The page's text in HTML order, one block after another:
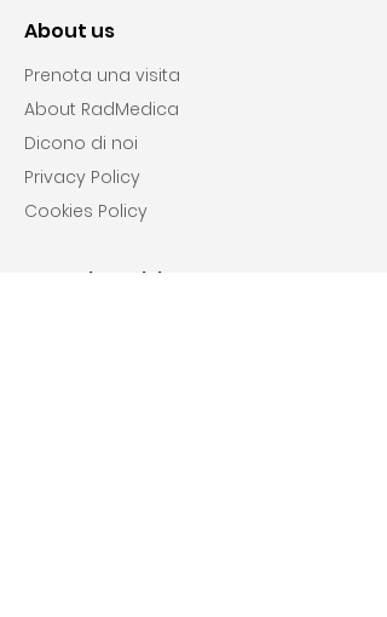
About us
Prenota una visita
About RadMedica
Dicono di noi
Privacy Policy
Cookies Policy
I nostri servizi